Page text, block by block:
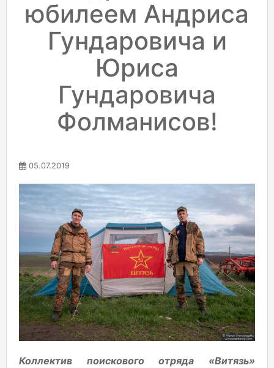
юбилеем Андриса
Гундаровича и
Юриса
Гундаровича
Фолманисов!
05.07.2019
Коллектив поискового отряда «Витязь»